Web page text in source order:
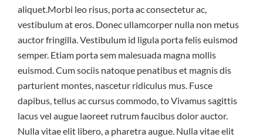
aliquet.Morbi leo risus, porta ac consectetur ac,
vestibulum at eros. Donec ullamcorper nulla non metus
auctor fringilla. Vestibulum id ligula porta felis euismod
semper. Etiam porta sem malesuada magna mollis
euismod. Cum sociis natoque penatibus et magnis dis
parturient montes, nascetur ridiculus mus. Fusce
dapibus, tellus ac cursus commodo, to Vivamus sagittis
lacus vel augue laoreet rutrum faucibus dolor auctor.
Nulla vitae elit libero, a pharetra augue. Nulla vitae elit